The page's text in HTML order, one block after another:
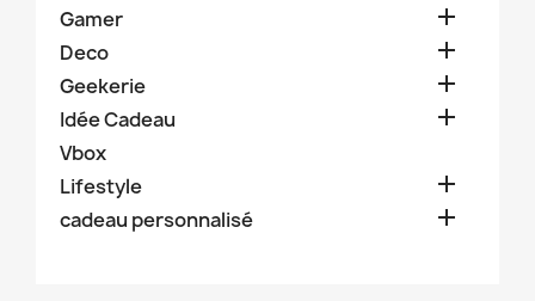
Gamer 
Deco 
Geekerie 
Idée Cadeau 
Vbox
Lifestyle

cadeau personnalisé 